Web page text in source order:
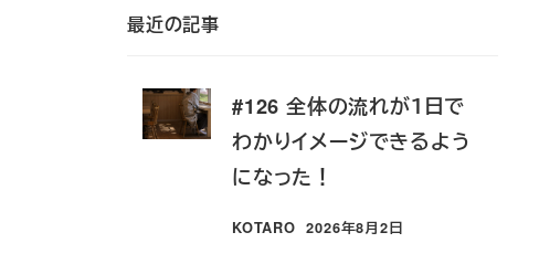
最近の記事
#126 全体の流れが１日で
わかりイメージできるよう
になった！
KOTARO
投稿日
2026年8月2日